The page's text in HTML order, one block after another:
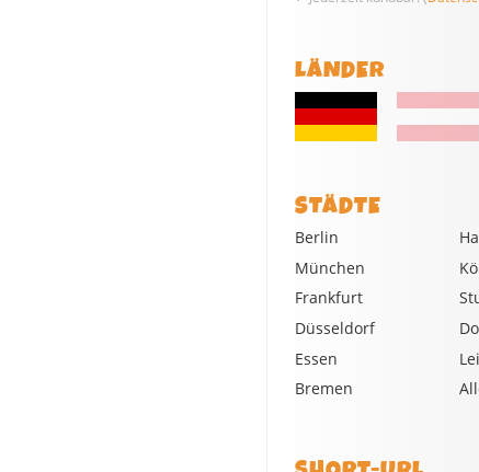
LÄNDER
STÄDTE
Berlin
München
Frankfurt
Düsseldorf
Essen
Bremen